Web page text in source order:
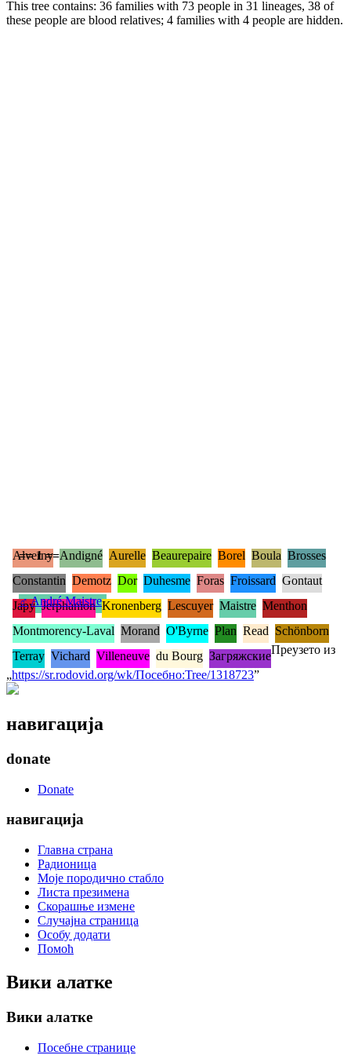
This tree contains: 36 families with 73 people in 31 lineages, 38 of
these people are blood relatives; 4 families with 4 people are hidden.
== 1 ==
♂André Maistre
Alverny Andigné Aurelle Beaurepaire Borel Boula Brosses
Constantin Demotz Dor Duhesme Foras Froissard Gontaut
Japy Jerphanion Kronenberg Lescuyer Maistre Menthon
Montmorency-Laval Morand O'Byrne Plan Read Schönborn
Terray Vichard Villeneuve du Bourg ЗагряжскиеПреузето из
„https://sr.rodovid.org/wk/Посебно:Tree/1318723”
навигација
donate
Donate
навигација
Главна страна
Радионица
Моје породично стабло
Листа презимена
Скорашње измене
Случајна страница
Особу додати
Помоћ
Вики алатке
Вики алатке
Посебне странице